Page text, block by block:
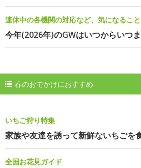
連休中の各機関の対応など、気になるこ
今年(2026年)のGWはいつからいつ
春のおでかけにおすすめ
いちご狩り特集
家族や友達を誘って新鮮ないちごを
全国お花見ガイド